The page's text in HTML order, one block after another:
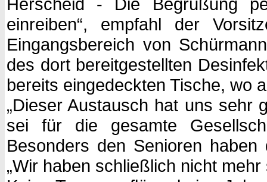
einreiben“, empfahl der
Eingangsbereich von
des dort bereitgestellten
bereits eingedeckten Tische, wo
„Dieser Austausch hat uns sehr
sei für die gesamte
Besonders den Senioren
„Wir haben schließlich nicht